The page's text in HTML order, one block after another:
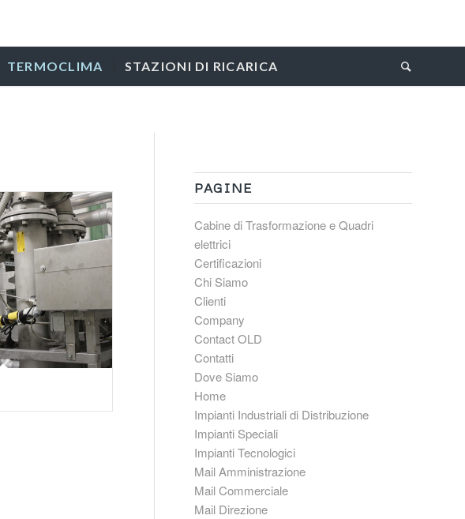
TERMOCLIMA STAZIONI DI RICARICA
PAGINE
Cabine di Trasformazione e Quadri
elettrici
Certificazioni
Chi Siamo
Clienti
Company
Contact OLD
Contatti
Dove Siamo
Home
Impianti Industriali di Distribuzione
Impianti Speciali
Impianti Tecnologici
Mail Amministrazione
Mail Commerciale
Mail Direzione